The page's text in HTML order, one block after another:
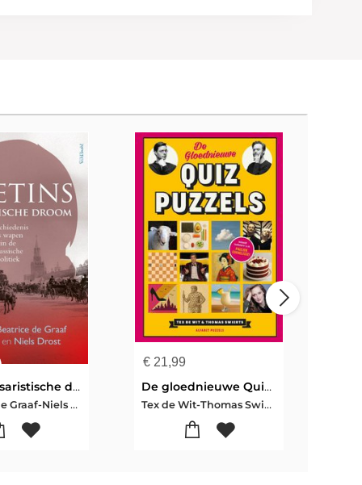
Poetins tsaristische droom
Beatrice de Graaf-Niels Drost
€ 21,99
De gloednieuwe QuizPuzzels
Tex de Wit-Thomas Swierts